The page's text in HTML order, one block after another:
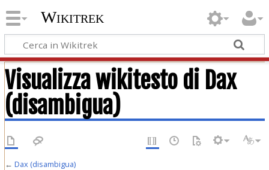
Wikitrek
Visualizza wikitesto di Dax
(disambigua)
← Dax (disambigua)